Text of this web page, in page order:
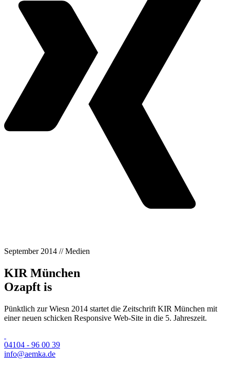
September 2014 // Medien
KIR München
Ozapft is
Pünktlich zur Wiesn 2014 startet die Zeitschrift KIR München mit
einer neuen schicken Responsive Web-Site in die 5. Jahreszeit.
04104 - 96 00 39
info@aemka.de